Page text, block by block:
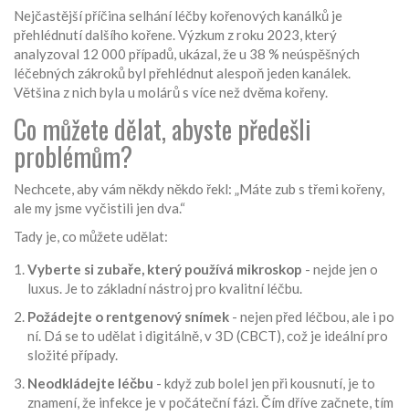
Nejčastější příčina selhání léčby kořenových kanálků je
přehlédnutí dalšího kořene. Výzkum z roku 2023, který
analyzoval 12 000 případů, ukázal, že u 38 % neúspěšných
léčebných zákroků byl přehlédnut alespoň jeden kanálek.
Většina z nich byla u molárů s více než dvěma kořeny.
Co můžete dělat, abyste předešli
problémům?
Nechcete, aby vám někdy někdo řekl: „Máte zub s třemi kořeny,
ale my jsme vyčistili jen dva.“
Tady je, co můžete udělat:
Vyberte si zubaře, který používá mikroskop - nejde jen o
luxus. Je to základní nástroj pro kvalitní léčbu.
Požádejte o rentgenový snímek - nejen před léčbou, ale i po
ní. Dá se to udělat i digitálně, v 3D (CBCT), což je ideální pro
složité případy.
Neodkládejte léčbu - když zub bolel jen při kousnutí, je to
znamení, že infekce je v počáteční fázi. Čím dříve začnete, tím